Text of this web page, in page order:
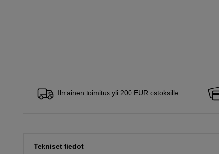
Ilmainen toimitus yli 200 EUR ostoksille
Tekniset tiedot